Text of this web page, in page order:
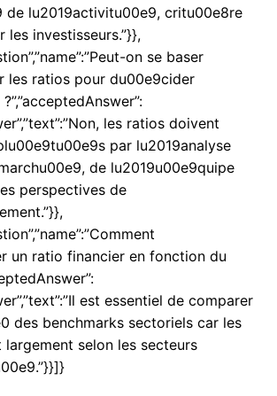
de lu2019activitu00e9, critu00e8re
les investisseurs.”}},
on se baser
les ratios pour du00e9cider
les ratios doivent
par lu2019analyse
de lu2019u00e9quipe
perspectives de
un ratio financier en fonction du
est essentiel de comparer
des benchmarks sectoriels car les
largement selon les secteurs